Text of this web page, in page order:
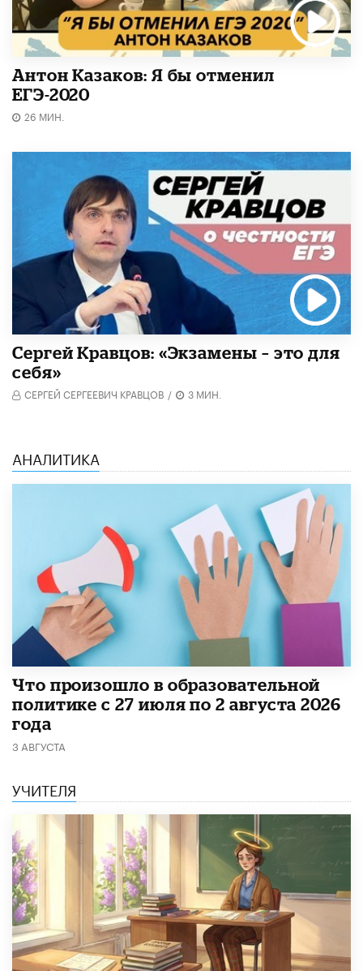
Антон Казаков: Я бы отменил
ЕГЭ-2020
26 МИН.
Сергей Кравцов: «Экзамены – это для
себя»
СЕРГЕЙ СЕРГЕЕВИЧ КРАВЦОВ / 3 МИН.
АНАЛИТИКА
​Что произошло в образовательной
политике с 27 июля по 2 августа 2026
года
3 АВГУСТА
УЧИТЕЛЯ